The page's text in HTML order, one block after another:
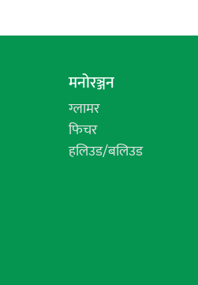
मनोरञ्जन
ग्लामर
फिचर
हलिउड/बलिउड